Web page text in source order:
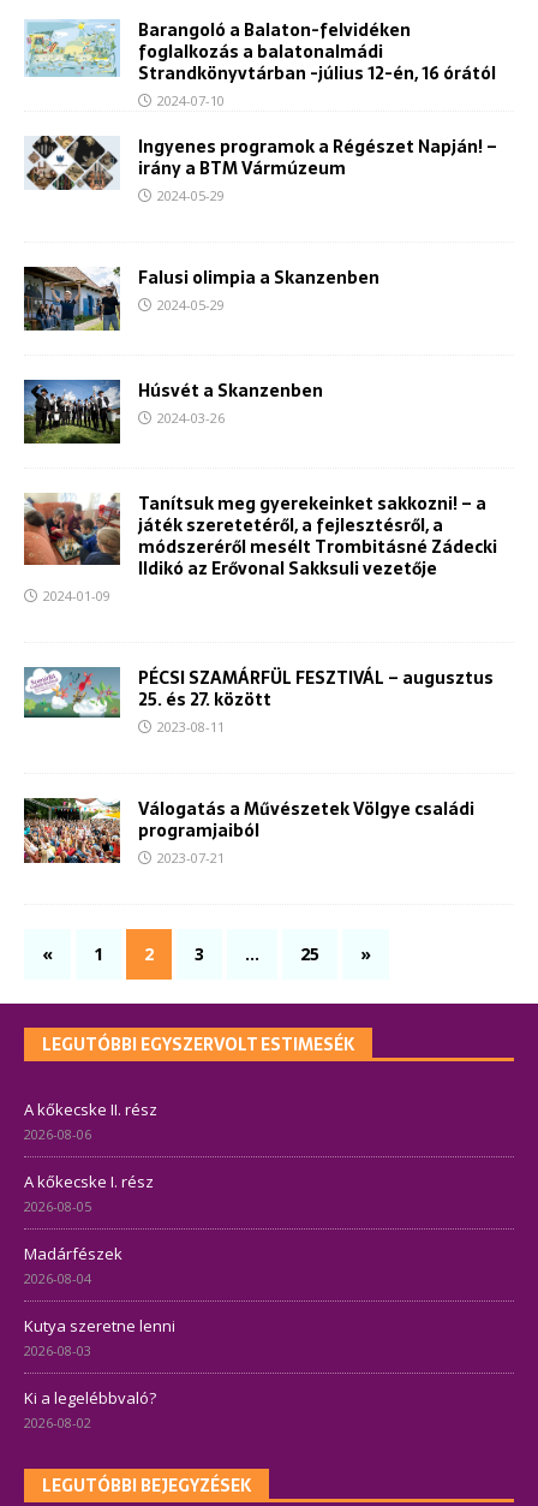
Barangoló a Balaton-felvidéken
foglalkozás a balatonalmádi
Strandkönyvtárban -július 12-én, 16 órától
2024-07-10
Ingyenes programok a Régészet Napján! –
irány a BTM Vármúzeum
2024-05-29
Falusi olimpia a Skanzenben
2024-05-29
Húsvét a Skanzenben
2024-03-26
Tanítsuk meg gyerekeinket sakkozni! – a
játék szeretetéről, a fejlesztésről, a
módszeréről mesélt Trombitásné Zádecki
Ildikó az Erővonal Sakksuli vezetője
2024-01-09
PÉCSI SZAMÁRFÜL FESZTIVÁL – augusztus
25. és 27. között
2023-08-11
Válogatás a Művészetek Völgye családi
programjaiból
2023-07-21
« 1 2 3 … 25 »
LEGUTÓBBI EGYSZERVOLT ESTIMESÉK
A kőkecske II. rész
2026-08-06
A kőkecske I. rész
2026-08-05
Madárfészek
2026-08-04
Kutya szeretne lenni
2026-08-03
Ki a legelébbvaló?
2026-08-02
LEGUTÓBBI BEJEGYZÉSEK